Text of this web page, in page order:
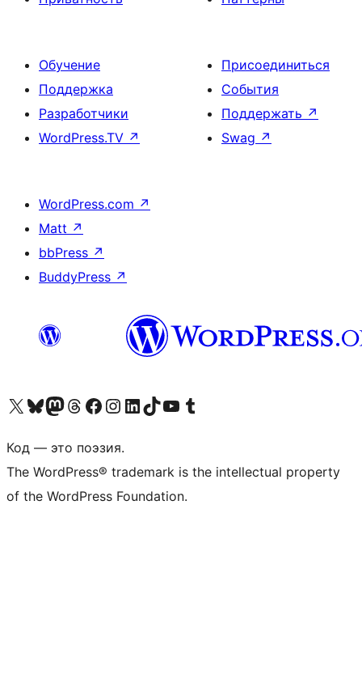
Обучение
Поддержка
Разработчики
WordPress.TV ↗
Присоединиться
События
Поддержать ↗
Swag ↗
WordPress.com ↗
Matt ↗
bbPress ↗
BuddyPress ↗
Посетите нас в X (ранее Twitter)
Посетите нашу учётную запись в Bluesky
Посетите нашу ленту в Mastodon
Посетите нашу учётную запись в Threads
Посетите нашу страницу на Facebook
Посетите наш Instagram
Посетите нашу страницу в LinkedIn
Посетите нашу учётную запись в TikTok
Посетите наш канал YouTube
Посетите нашу учётную запись в Tumblr
Код — это поэзия.
The WordPress® trademark is the intellectual property
of the WordPress Foundation.